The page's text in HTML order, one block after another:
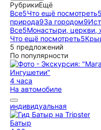
РубрикиЕщё
Все5Что ещё посмотреть5
природа9За городом9
Все5Монастыри, церкви,
Что ещё посмотреть5
5 предложений
По популярности
4 часа
На автомобиле
индивидуальная
Батыр